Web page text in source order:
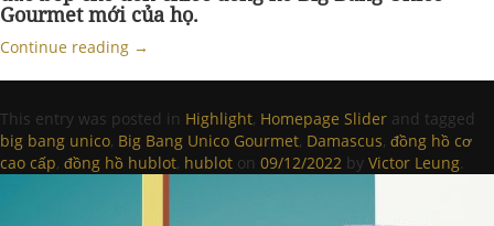
Gourmet mới của họ.
Continue reading →
This entry was posted in Highlight, Homepage Slider and tagged
big bang unico, Big Bang Unico Gourmet, Damascus, đồng hồ cơ
cao cấp, đồng hồ hublot, hublot on 09/12/2022 by Victor Leung.